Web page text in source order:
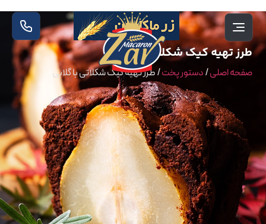
طرز تهیه کیک شکلاتی با گلابی
صفحه اصلی/دستور پخت/طرز تهیه کیک شکلاتی با گلابی